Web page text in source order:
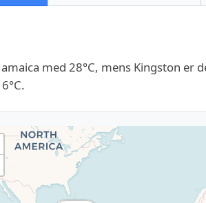
med 28°C, mens Kingston er